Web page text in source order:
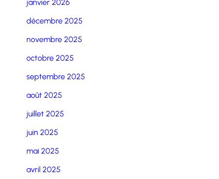
janvier 2026
décembre 2025
novembre 2025
octobre 2025
septembre 2025
août 2025
juillet 2025
juin 2025
mai 2025
avril 2025